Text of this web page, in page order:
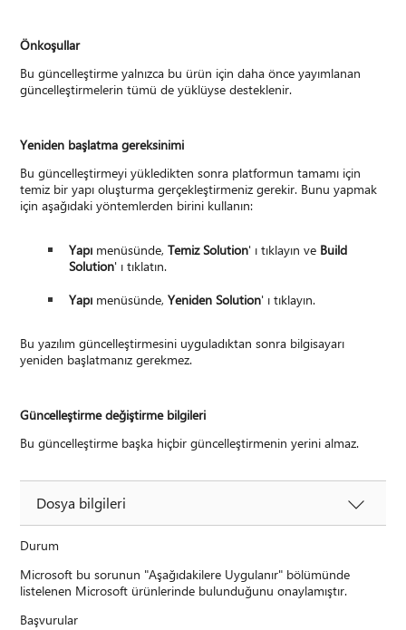
Önkoşullar
Bu güncelleştirme yalnızca bu ürün için daha önce yayımlanan
güncelleştirmelerin tümü de yüklüyse desteklenir.
Yeniden başlatma gereksinimi
Bu güncelleştirmeyi yükledikten sonra platformun tamamı için
temiz bir yapı oluşturma gerçekleştirmeniz gerekir. Bunu yapmak
için aşağıdaki yöntemlerden birini kullanın:
Yapı menüsünde,Temiz Solution' ı tıklayın ve Build
Solution' ı tıklatın.
Yapı menüsünde,Yeniden Solution' ı tıklayın.
Bu yazılım güncelleştirmesini uyguladıktan sonra bilgisayarı
yeniden başlatmanız gerekmez.
Güncelleştirme değiştirme bilgileri
Bu güncelleştirme başka hiçbir güncelleştirmenin yerini almaz.
Dosya bilgileri
Durum
Microsoft bu sorunun "Aşağıdakilere Uygulanır" bölümünde
listelenen Microsoft ürünlerinde bulunduğunu onaylamıştır.
Başvurular